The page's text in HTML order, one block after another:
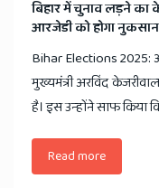
​बिहार में चुनाव लड़ने
आरजेडी को होगा नुकसान
Bihar Elections 2025:
मुख्यमंत्री अरविंद
है। इस उन्होंने साफ किया
Read more